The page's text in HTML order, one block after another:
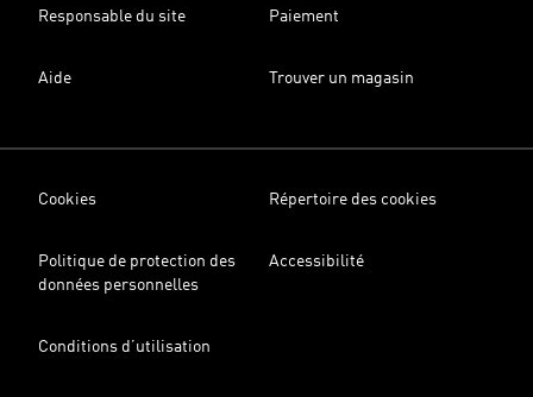
Responsable du site Paiement
Aide Trouver un magasin
Cookies Répertoire des cookies
Politique de protection des
données personnelles
Accessibilité
Conditions d’utilisation